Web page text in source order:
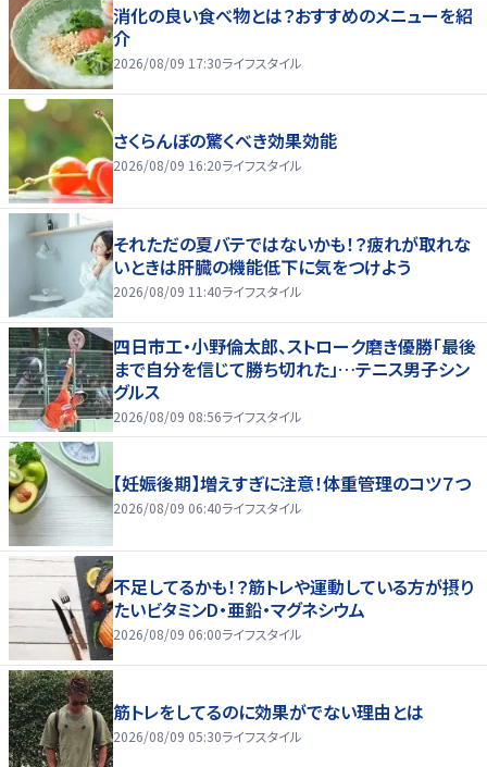
消化の良い食べ物とは？おすすめのメニューを紹
介
2026/08/09 17:30ライフスタイル
さくらんぼの驚くべき効果効能
2026/08/09 16:20ライフスタイル
それただの夏バテではないかも！？疲れが取れな
いときは肝臓の機能低下に気をつけよう
2026/08/09 11:40ライフスタイル
四日市工・小野倫太郎、ストローク磨き優勝「最後
まで自分を信じて勝ち切れた」…テニス男子シン
グルス
2026/08/09 08:56ライフスタイル
【妊娠後期】増えすぎに注意！体重管理のコツ７つ
2026/08/09 06:40ライフスタイル
不足してるかも！？筋トレや運動している方が摂り
たいビタミンD・亜鉛・マグネシウム
2026/08/09 06:00ライフスタイル
筋トレをしてるのに効果がでない理由とは
2026/08/09 05:30ライフスタイル